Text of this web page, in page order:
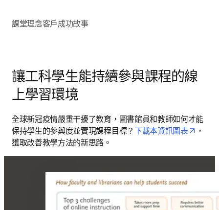
課堂理念客戶成功故事
讓工科學生能持續參與課程的線
上學習環境
全球新冠疫情嚴重干擾了教育，圖書館員和教師如何才能
保持學生的參與度並實現課程目標？ 下載本資訊圖表
，
獲取改善教學方法的新思路。